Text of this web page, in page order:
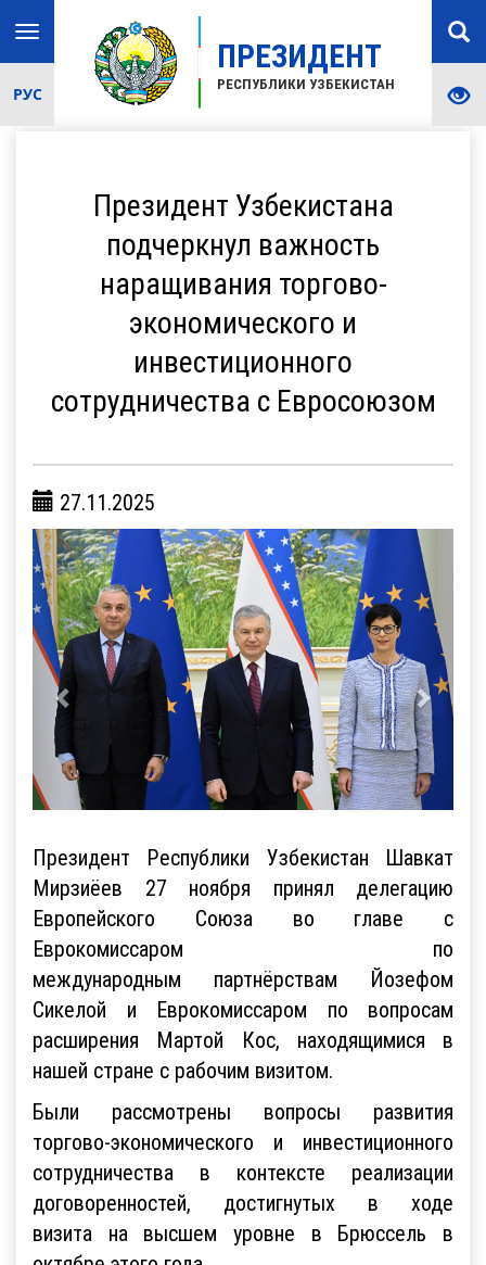
ПРЕЗИДЕНТ
РЕСПУБЛИКИ УЗБЕКИСТАН
Toggle
navigation
РУС
Президент Узбекистана
подчеркнул важность
наращивания торгово-
экономического и
инвестиционного
сотрудничества с Евросоюзом
27.11.2025
Президент Республики Узбекистан Шавкат
Мирзиёев 27 ноября принял делегацию
Европейского Союза во главе с
Еврокомиссаром по
международным партнёрствам Йозефом
Сикелой и Еврокомиссаром по вопросам
расширения Мартой Кос, находящимися в
нашей стране с рабочим визитом.
Были рассмотрены вопросы развития
торгово-экономического и инвестиционного
сотрудничества в контексте реализации
договоренностей, достигнутых в ходе
визита на высшем уровне в Брюссель в